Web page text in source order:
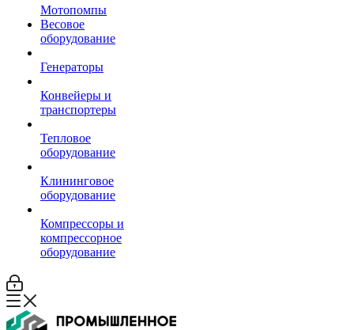
Мотопомпы
Весовое
оборудование
Генераторы
Конвейеры и
транспортеры
Тепловое
оборудование
Клининговое
оборудование
Компрессоры и
компрессорное
оборудование